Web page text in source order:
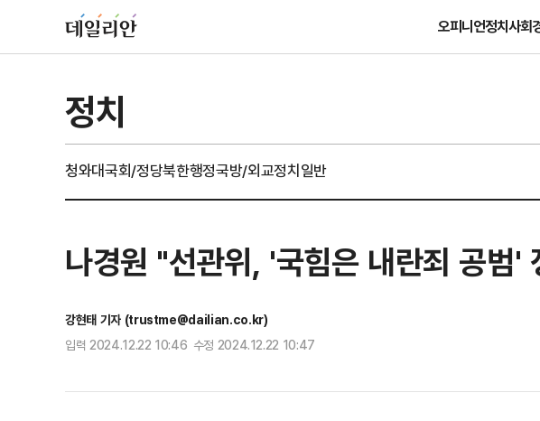
오피니언정치사회
정치
청와대국회/정당북한행정국방/외교정치일반
나경원 "선관위, '국힘은 내란죄 공범
강현태 기자 (trustme@dailian.co.kr)
입력 2024.12.22 10:46 수정 2024.12.22 10:47